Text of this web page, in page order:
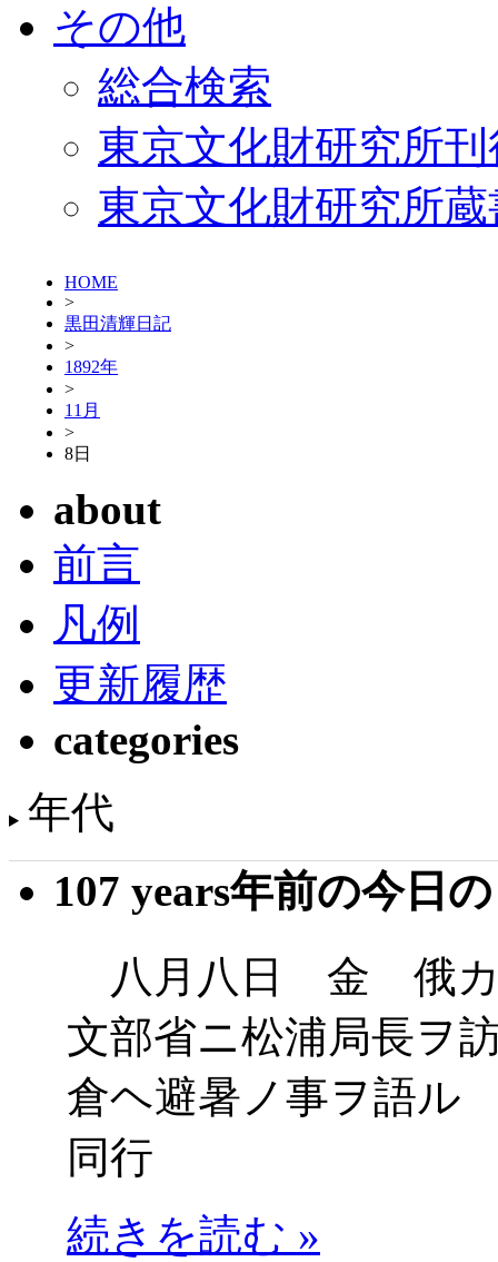
その他
総合検索
東京文化財研究所
東京文化財研究所
HOME
>
黒田清輝日記
>
1892年
>
11月
>
8日
about
前言
凡例
更新履歴
categories
年代
107 years年前の今日
八月八日 金 俄カ
文部省ニ松浦局長ヲ
倉ヘ避暑ノ事ヲ語
同行
続きを読む »